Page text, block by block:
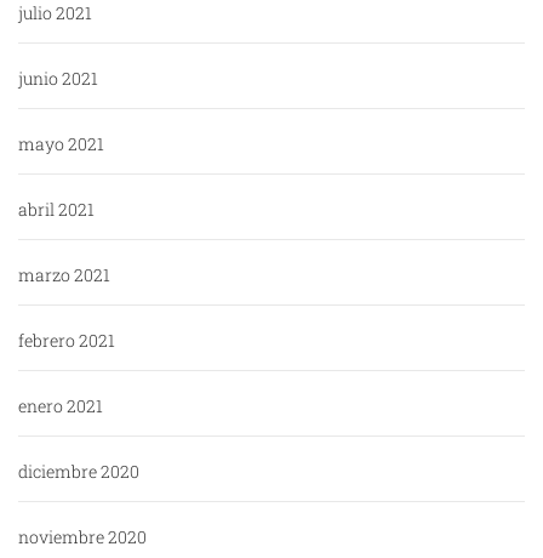
julio 2021
junio 2021
mayo 2021
abril 2021
marzo 2021
febrero 2021
enero 2021
diciembre 2020
noviembre 2020